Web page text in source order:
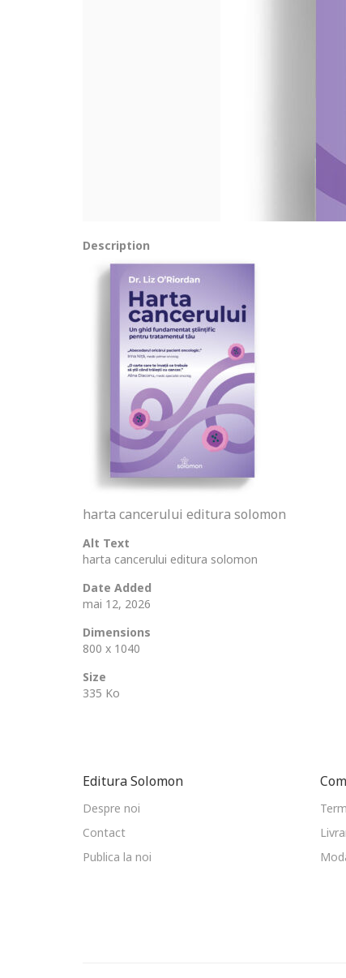
Description
harta cancerului editura solomon
Alt Text
harta cancerului editura solomon
Date Added
mai 12, 2026
Dimensions
800 x 1040
Size
335 Ko
Editura Solomon
Despre noi
Contact
Publica la noi